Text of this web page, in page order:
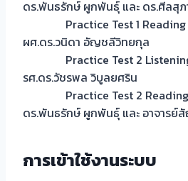
ดร.พันธรักษ์ ผูกพันธุ์ และ ดร.ศีลสุ
Practice Test 1 Reading
ผศ.ดร.วนิดา อัญชลีวิทยกุล
Practice Test 2 Listening
รศ.ดร.วัชรพล วิบูลยศริน
Practice Test 2 Reading
ดร.พันธรักษ์ ผูกพันธุ์ และ อาจารย์
การเข้าใช้งานระบบ